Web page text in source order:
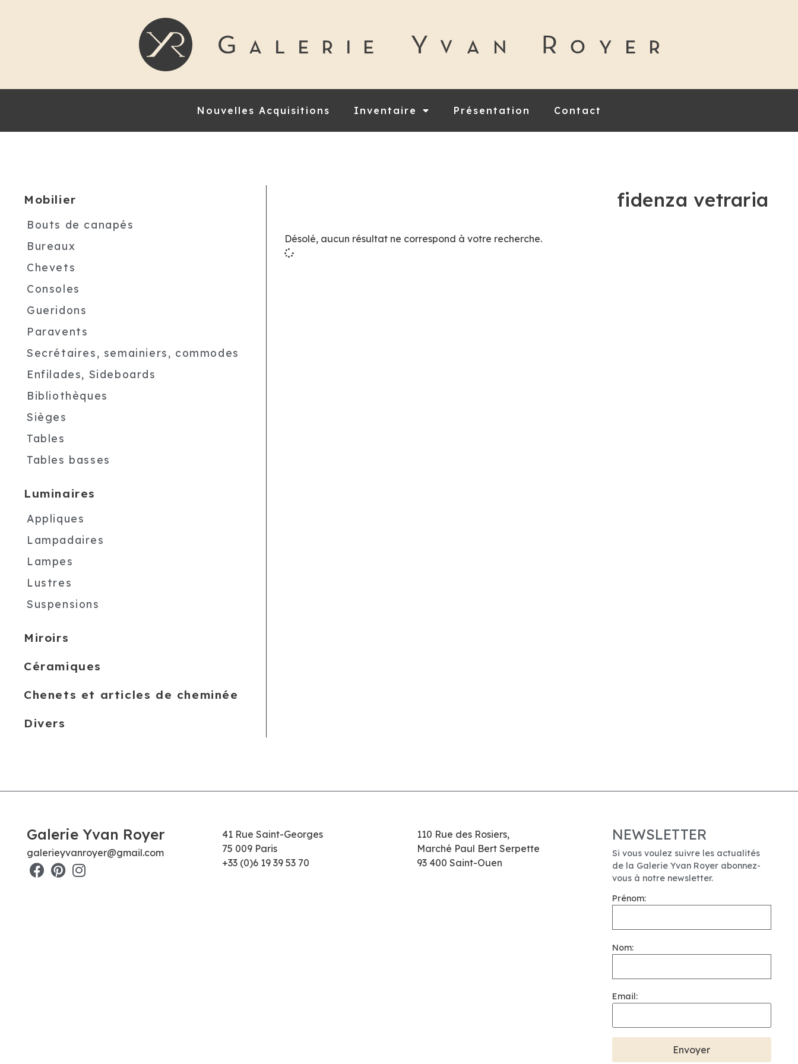
Nouvelles Acquisitions Inventaire Présentation Contact
Mobilier
Bouts de canapés
Bureaux
Chevets
Consoles
Gueridons
Paravents
Secrétaires, semainiers, commodes
Enfilades, Sideboards
Bibliothèques
Sièges
Tables
Tables basses
Luminaires
Appliques
Lampadaires
Lampes
Lustres
Suspensions
Miroirs
Céramiques
Chenets et articles de cheminée
Divers
fidenza vetraria
Désolé, aucun résultat ne correspond à votre recherche.
Galerie Yvan Royer
galerieyvanroyer@gmail.com
41 Rue Saint-Georges
75 009 Paris
+33 (0)6 19 39 53 70
110 Rue des Rosiers,
Marché Paul Bert Serpette
93 400 Saint-Ouen
NEWSLETTER
Si vous voulez suivre les actualités
de la Galerie Yvan Royer abonnez-
vous à notre newsletter.
Prénom:
Nom:
Email: